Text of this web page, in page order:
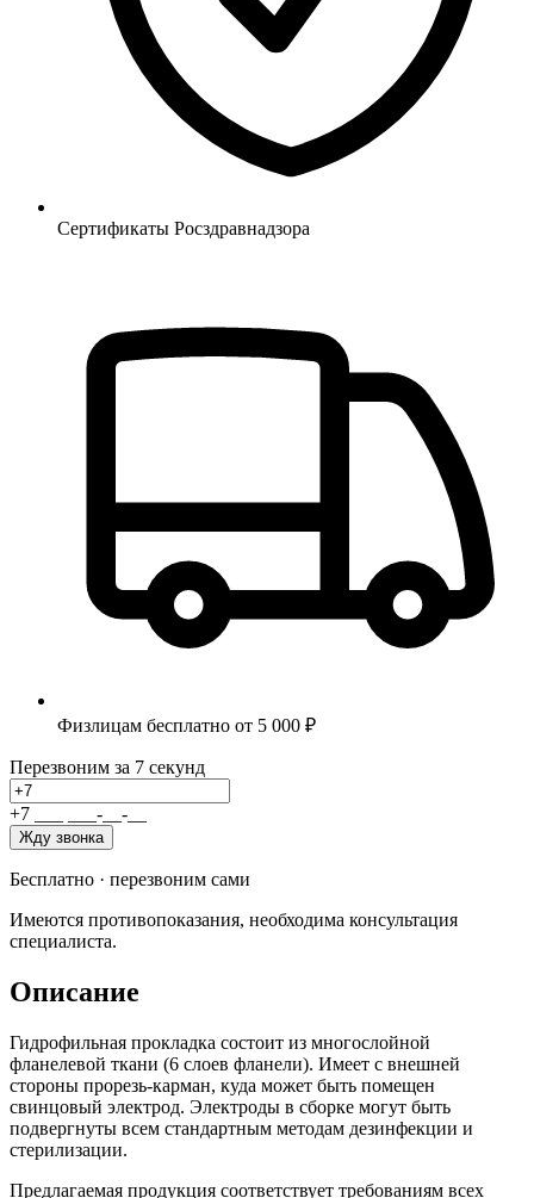
Сертификаты Росздравнадзора
Физлицам бесплатно от 5 000 ₽
Перезвоним за 7 секунд
+7 - -
Жду звонка
Бесплатно · перезвоним сами
Имеются противопоказания, необходима консультация
специалиста.
Описание
Гидрофильная прокладка состоит из многослойной
фланелевой ткани (6 слоев фланели). Имеет с внешней
стороны прорезь-карман, куда может быть помещен
свинцовый электрод. Электроды в сборке могут быть
подвергнуты всем стандартным методам дезинфекции и
стерилизации.
Предлагаемая продукция соответствует требованиям всех